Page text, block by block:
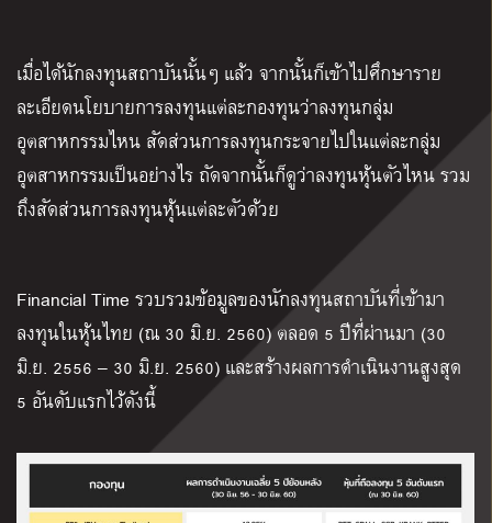
เมื่อได้นักลงทุนสถาบันนั้นๆ แล้ว จากนั้นก็เข้าไปศึกษาราย
ละเอียดนโยบายการลงทุนแต่ละกองทุนว่าลงทุนกลุ่ม
อุตสาหกรรมไหน สัดส่วนการลงทุนกระจายไปในแต่ละกลุ่ม
อุตสาหกรรมเป็นอย่างไร ถัดจากนั้นก็ดูว่าลงทุนหุ้นตัวไหน รวม
ถึงสัดส่วนการลงทุนหุ้นแต่ละตัวด้วย
Financial Time รวบรวมข้อมูลของนักลงทุนสถาบันที่เข้ามา
ลงทุนในหุ้นไทย (ณ 30 มิ.ย. 2560) ตลอด 5 ปีที่ผ่านมา (30
มิ.ย. 2556 – 30 มิ.ย. 2560) และสร้างผลการดำเนินงานสูงสุด
5 อันดับแรกไว้ดังนี้